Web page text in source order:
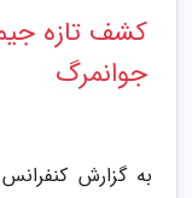
کشف تازه
جوانمرگ
به گزارش